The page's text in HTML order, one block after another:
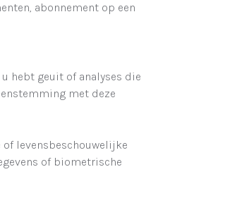
abonnement op een
hebt geuit of analyses die
met deze
levensbeschouwelijke
of biometrische